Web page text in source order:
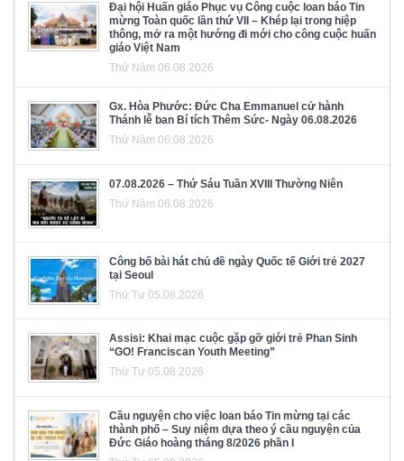
Đại hội Huấn giáo Phục vụ Công cuộc loan báo Tin
mừng Toàn quốc lần thứ VII – Khép lại trong hiệp
thông, mở ra một hướng đi mới cho công cuộc huấn
giáo Việt Nam
Thứ Năm 06.08.2026
Gx. Hòa Phước: Đức Cha Emmanuel cử hành
Thánh lễ ban Bí tích Thêm Sức- Ngày 06.08.2026
Thứ Năm 06.08.2026
07.08.2026 – Thứ Sáu Tuần XVIII Thường Niên
Thứ Năm 06.08.2026
Công bố bài hát chủ đề ngày Quốc tế Giới trẻ 2027
tại Seoul
Thứ Tư 05.08.2026
Assisi: Khai mạc cuộc gặp gỡ giới trẻ Phan Sinh
“GO! Franciscan Youth Meeting”
Thứ Tư 05.08.2026
Cầu nguyện cho việc loan báo Tin mừng tại các
thành phố – Suy niệm dựa theo ý cầu nguyện của
Đức Giáo hoàng tháng 8/2026 phần I